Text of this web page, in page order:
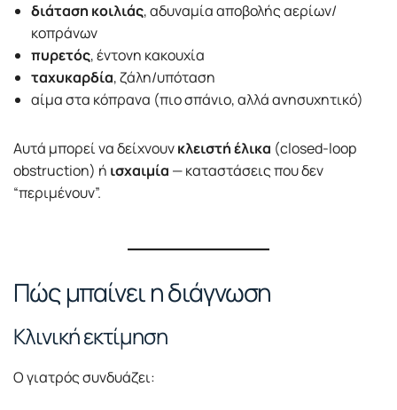
διάταση κοιλιάς, αδυναμία αποβολής αερίων/
κοπράνων
πυρετός, έντονη κακουχία
ταχυκαρδία, ζάλη/υπόταση
αίμα στα κόπρανα (πιο σπάνιο, αλλά ανησυχητικό)
Αυτά μπορεί να δείχνουνκλειστή έλικα (closed-loop
obstruction) ή ισχαιμία — καταστάσεις που δεν
“περιμένουν”.
Πώς μπαίνει η διάγνωση
Κλινική εκτίμηση
Ο γιατρός συνδυάζει: